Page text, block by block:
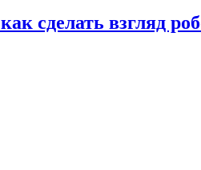
сделать взгляд